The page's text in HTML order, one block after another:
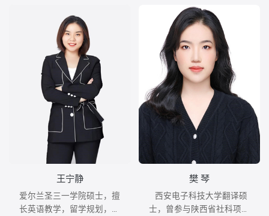
成技术、敏捷项目管理等领
域。曾就职于英特尔移动通
信、华为等公司，具有多年
跨国大型项目的软件研发与
项目管理经验。
王宁静
爱尔兰圣三一学院硕士，擅
长英语教学，留学规划，中
樊 琴
西安电子科技大学翻译硕
士，曾参与陕西省社科项目